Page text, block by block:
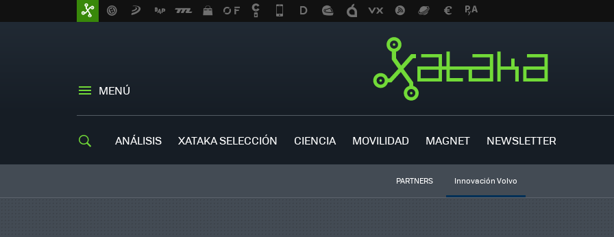
MENÚ
ANÁLISIS XATAKA SELECCIÓN CIENCIA MOVILIDAD MAGNET NEWSLETTER
PARTNERS Innovación Volvo